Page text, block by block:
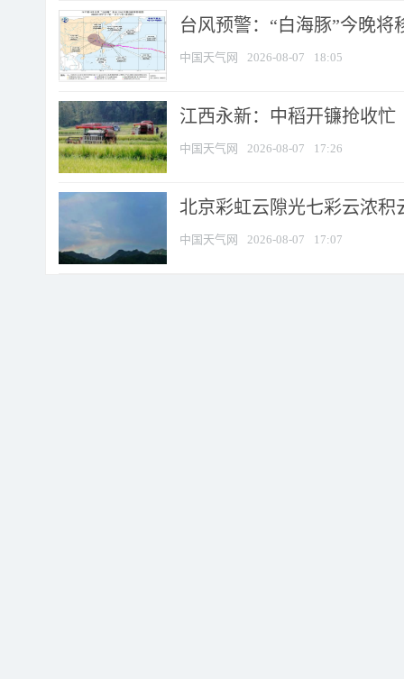
台风预警：“白海豚”今晚将
中国天气网 2026-08-07 18:05
江西永新：中稻开镰抢收忙
中国天气网 2026-08-07 17:26
北京彩虹云隙光七彩云浓积
中国天气网 2026-08-07 17:07